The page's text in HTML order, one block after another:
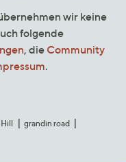
wir keine
folgende
, die Community
.
grandin road